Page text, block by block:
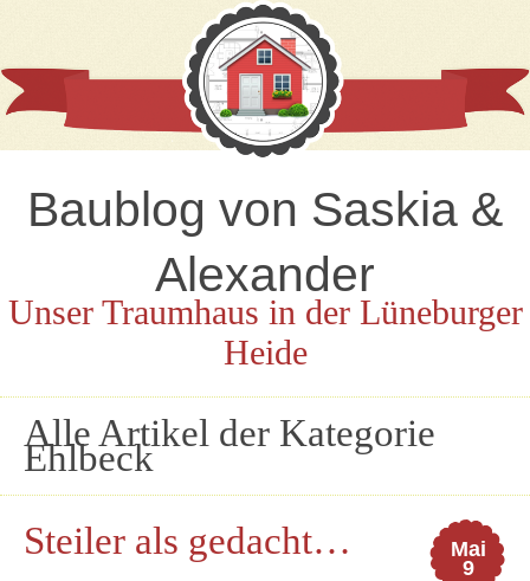
Baublog von Saskia &
Alexander
Unser Traumhaus in der Lüneburger
Heide
Alle Artikel der Kategorie
Ehlbeck
Mai
9
Steiler als gedacht…